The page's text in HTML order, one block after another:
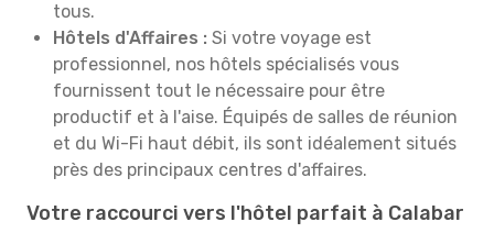
tous.
Hôtels d'Affaires : Si votre voyage est
professionnel, nos hôtels spécialisés vous
fournissent tout le nécessaire pour être
productif et à l'aise. Équipés de salles de réunion
et du Wi-Fi haut débit, ils sont idéalement situés
près des principaux centres d'affaires.
Votre raccourci vers l'hôtel parfait à Calabar